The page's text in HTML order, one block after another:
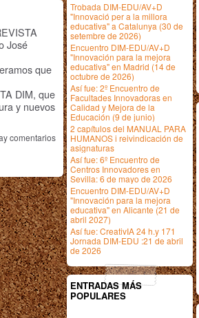
José
que
DIM, que
y nuevos
comentarios
Trobada DIM-EDU/AV+D
"Innovació per a la millora
educativa" a Catalunya (30 de
setembre de 2026)
Encuentro DIM-EDU/AV+D
"Innovación para la mejora
educativa" en Madrid (14 de
octubre de 2026)
Así fue: 2º Encuentro de
Facultades Innovadoras en
Calidad y Mejora de la
Educación (9 de junio)
2 capítulos del MANUAL PARA
HUMANOS i reivindicación de
asignaturas
Así fue: 6º Encuentro de
Centros Innovadores en
Sevilla: 6 de mayo de 2026
Encuentro DIM-EDU/AV+D
"Innovación para la mejora
educativa" en Alicante (21 de
abril 2027)
Así fue: CreativIA 24 h.y 171
Jornada DIM-EDU :21 de abril
de 2026
ENTRADAS MÁS
POPULARES